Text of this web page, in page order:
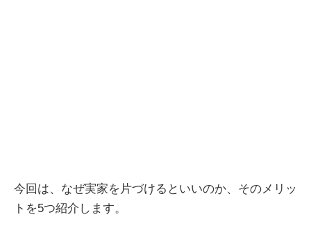
今回は、なぜ実家を片づけるといいのか、そのメリッ
トを5つ紹介します。